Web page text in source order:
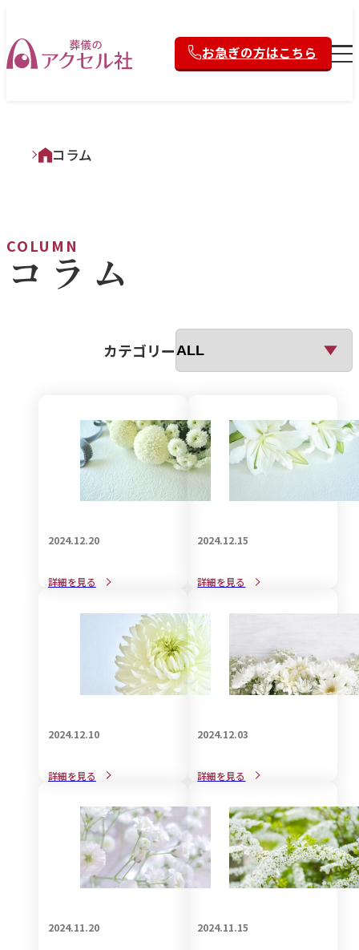
お急ぎの方はこちら
コラム
COLUMN
コラム
カテゴリー
2024.12.20
自筆証書遺言の作成方法と
詳細を見る
2024.12.15
後悔しない遺言書の作成方
詳細を見る
2024.12.10
戒名をご自分で自作される
詳細を見る
2024.12.03
戒名の宗教的な意義と見方
詳細を見る
2024.11.20 2024.11.15